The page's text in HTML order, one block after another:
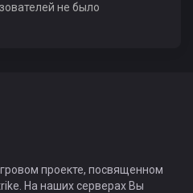
не было
проекте, посвященном
На наших серверах Вы